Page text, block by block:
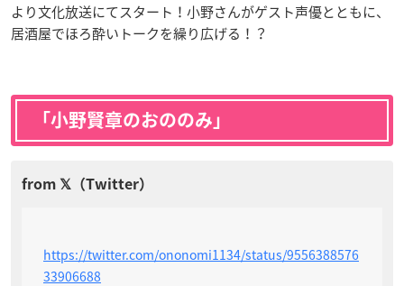
より文化放送にてスタート！小野さんがゲスト声優とともに、
居酒屋でほろ酔いトークを繰り広げる！？
「小野賢章のおののみ」
https://twitter.com/ononomi1134/status/9556388576
33906688